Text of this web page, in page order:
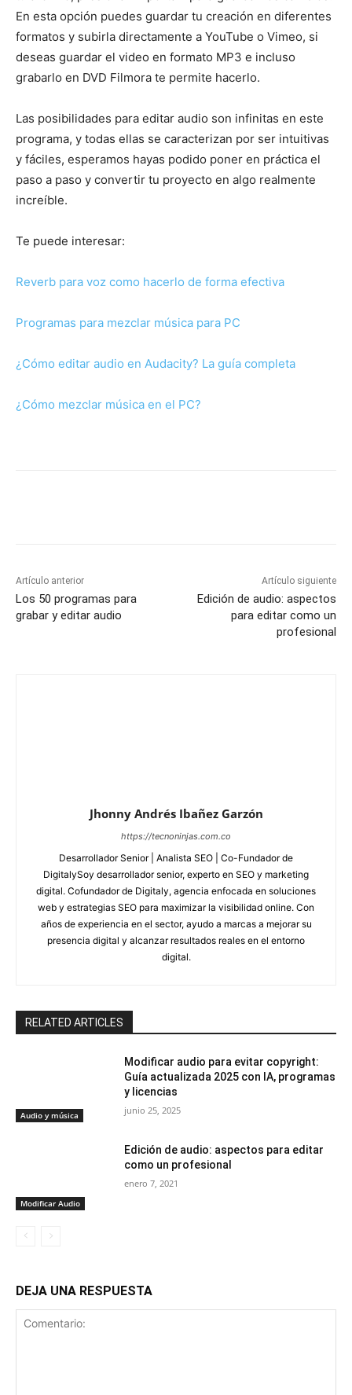
En esta opción puedes guardar tu creación en diferentes
formatos y subirla directamente a YouTube o Vimeo, si
deseas guardar el video en formato MP3 e incluso
grabarlo en DVD Filmora te permite hacerlo.
Las posibilidades para editar audio son infinitas en este
programa, y todas ellas se caracterizan por ser intuitivas
y fáciles, esperamos hayas podido poner en práctica el
paso a paso y convertir tu proyecto en algo realmente
increíble.
Te puede interesar:
Reverb para voz como hacerlo de forma efectiva
Programas para mezclar música para PC
¿Cómo editar audio en Audacity? La guía completa
¿Cómo mezclar música en el PC?
Artículo anterior
Los 50 programas para
grabar y editar audio
Artículo siguiente
Edición de audio: aspectos
para editar como un
profesional
Jhonny Andrés Ibañez Garzón
https://tecnoninjas.com.co
Desarrollador Senior | Analista SEO | Co-Fundador de
DigitalySoy desarrollador senior, experto en SEO y marketing
digital. Cofundador de Digitaly, agencia enfocada en soluciones
web y estrategias SEO para maximizar la visibilidad online. Con
años de experiencia en el sector, ayudo a marcas a mejorar su
presencia digital y alcanzar resultados reales en el entorno
digital.
RELATED ARTICLES
Audio y música
Modificar audio para evitar copyright:
Guía actualizada 2025 con IA, programas
y licencias
junio 25, 2025
Modificar Audio
Edición de audio: aspectos para editar
como un profesional
enero 7, 2021
DEJA UNA RESPUESTA